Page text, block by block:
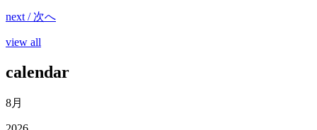
next / 次へ
view all
calendar
8月